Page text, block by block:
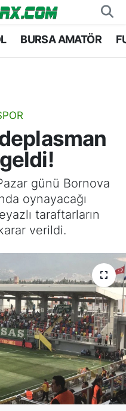
BURSA AMATÖR
günü Bornova
oynayacağı
taraftarların
verildi.
Puan Durumu ve Fikstür